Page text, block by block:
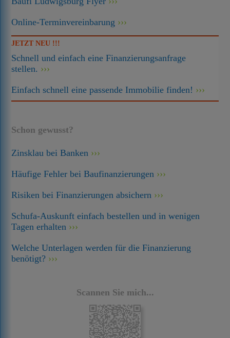
Online-Terminvereinbarung
JETZT NEU !!!
Schnell und einfach eine Finanzierungsanfrage
stellen.
Einfach schnell eine passende Immobilie finden!
Schon gewusst?
Zinsklau bei Banken
Häufige Fehler bei Baufinanzierungen
Risiken bei Finanzierungen absichern
Schufa-Auskunft einfach bestellen und in wenigen
Tagen erhalten
Welche Unterlagen werden für die Finanzierung
benötigt?
Scannen Sie mich...